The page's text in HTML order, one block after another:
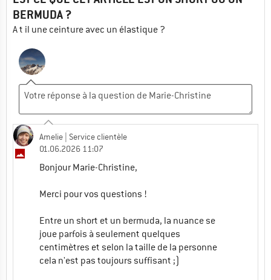
BERMUDA ?
A t il une ceinture avec un élastique ?
Amelie | Service clientèle
01.06.2026 11:07
Bonjour Marie-Christine,
Merci pour vos questions !
Entre un short et un bermuda, la nuance se
joue parfois à seulement quelques
centimètres et selon la taille de la personne
cela n'est pas toujours suffisant ;)